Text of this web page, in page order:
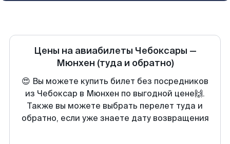
Цены на авиабилеты Чебоксары —
Мюнхен (туда и обратно)
😍 Вы можете купить билет без посредников
из Чебоксар в Мюнхен по выгодной цене🙌.
Также вы можете выбрать перелет туда и
обратно, если уже знаете дату возвращения